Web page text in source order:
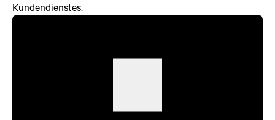
Kundendienstes.